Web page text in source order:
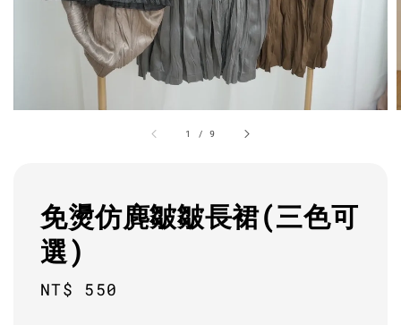
1 /9
免燙仿麂皺皺長裙(三色可
選)
Regular
NT$ 550